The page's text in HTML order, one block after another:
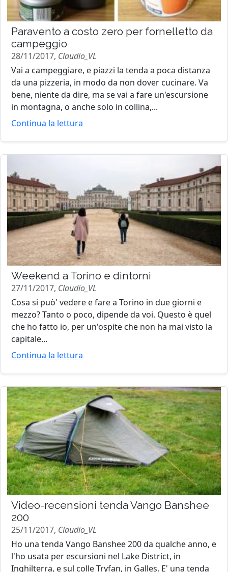
Paravento a costo zero per fornelletto da
campeggio
28/11/2017, Claudio_VL
Vai a campeggiare, e piazzi la tenda a poca distanza
da una pizzeria, in modo da non dover cucinare. Va
bene, niente da dire, ma se vai a fare un'escursione
in montagna, o anche solo in collina,...
Continua la lettura
Weekend a Torino e dintorni
27/11/2017, Claudio_VL
Cosa si può' vedere e fare a Torino in due giorni e
mezzo? Tanto o poco, dipende da voi. Questo è quel
che ho fatto io, per un'ospite che non ha mai visto la
capitale...
Continua la lettura
Video-recensioni tenda Vango Banshee
200
25/11/2017, Claudio_VL
Ho una tenda Vango Banshee 200 da qualche anno, e
l'ho usata per escursioni nel Lake District, in
Inghilterra, e sul colle Tryfan, in Galles. E' una tenda